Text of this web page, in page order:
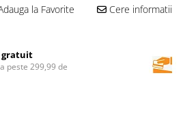
la Favorite Cere informatii
gratuit
peste 299,99 de